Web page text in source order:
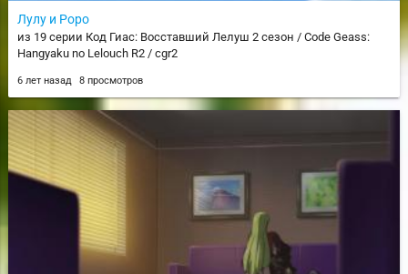
Лулу и Роро
из 19 серии Код Гиас: Восставший Лелуш 2 сезон / Code Geass:
Hangyaku no Lelouch R2 / cgr2
6 лет назад 8 просмотров